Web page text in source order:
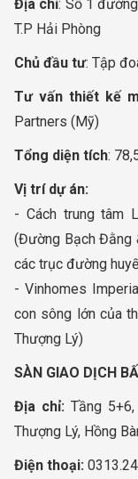
Địa chỉ: Số 1
T.P Hải Phòng
Chủ đầu tư: Tập
Tư vấn thiết kế
Partners (Mỹ)
Tổng diện tích:
Vị trí dự án:
- Cách trung tâm
(Đường Bạch Đằng
các trục đường
- Vinhomes
con sông lớn của
Thượng Lý)
SÀN GIAO DỊCH
Địa chỉ: Tầng
Thượng Lý, Hồng
Điện thoại: